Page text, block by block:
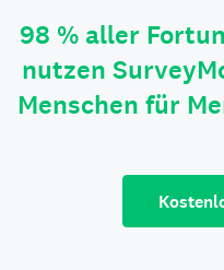
98 % aller
nutzen
Menschen für